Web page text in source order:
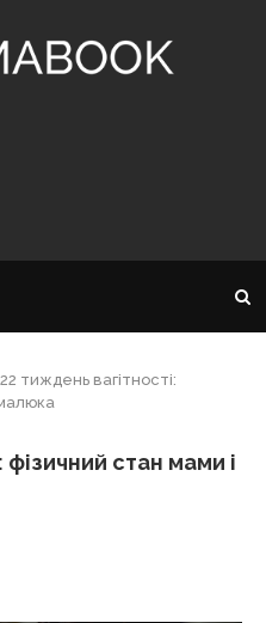
22 тиждень вагітності:
фізичний стан мами і